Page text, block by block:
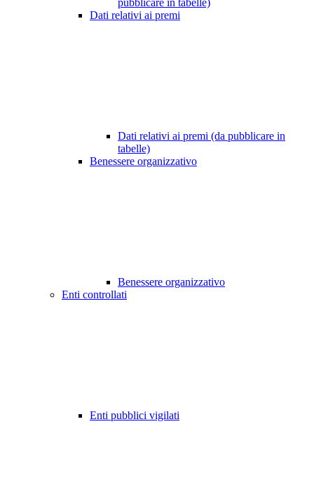
pubblicare in tabelle)
Dati relativi ai premi
Dati relativi ai premi (da pubblicare in
tabelle)
Benessere organizzativo
Benessere organizzativo
Enti controllati
Enti pubblici vigilati